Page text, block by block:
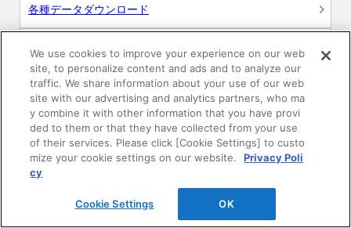
各種データダウンロード
WEB見積・各種シミュレーション
交換用部品の購入
修理・点検
お問い合わせ
We use cookies to improve your experience on our web
site, to personalize content and ads and to analyze our
traffic. We share information about your use of our web
site with our advertising and analytics partners, who ma
y combine it with other information that you have provi
ded to them or that they have collected from your use
of their services. Please click [Cookie Settings] to custo
mize your cookie settings on our website.
Privacy Poli
cy
Cookie Settings OK